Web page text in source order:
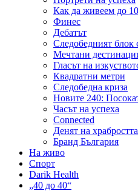
Как да живеем до
Финес
Дебатът
Следобедният блок
Мечтани
Гласът на
Квадратни метри
Следобедна криза
Новите 240:
Часът на успеха
Connected
Денят на храбростта
Бранд България
На живо
Спорт
Darik Health
„40 до 40“